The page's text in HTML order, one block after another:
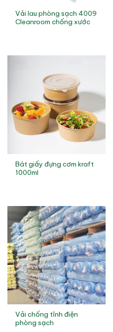
Vải lau phòng sạch 4009
Cleanroom chống xước
Bát giấy đựng cơm kraft
1000ml
Vải chống tĩnh điện
phòng sạch